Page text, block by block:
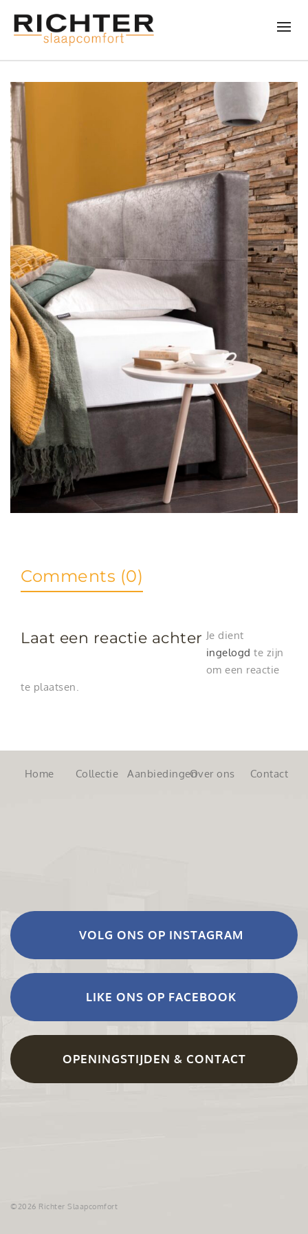
Comments (0)
Laat een reactie achter Je dient
ingelogd te zijn
om een reactie
te plaatsen.
Home Collectie AanbiedingenOver ons Contact
VOLG ONS OP INSTAGRAM
LIKE ONS OP FACEBOOK
OPENINGSTIJDEN & CONTACT
©2026 Richter Slaapcomfort